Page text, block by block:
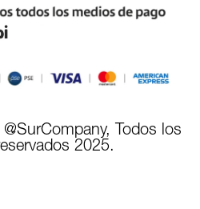
Todos los
2025.